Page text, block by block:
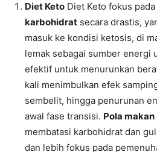
Diet Keto Diet Keto fokus pada
karbohidrat secara drastis,
masuk ke kondisi ketosis, di
lemak sebagai sumber energi
efektif untuk menurunkan
kali menimbulkan efek
sembelit, hingga penurunan
awal fase transisi. Pola makan
membatasi karbohidrat dan
dan lebih fokus pada